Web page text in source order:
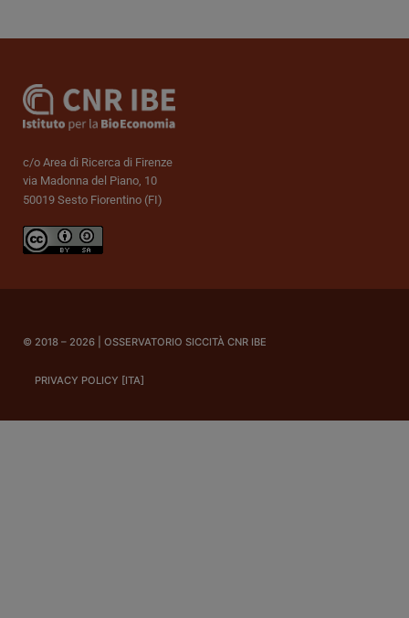
c/o Area di Ricerca di Firenze
via Madonna del Piano, 10
50019 Sesto Fiorentino (FI)
© 2018 – 2026 | OSSERVATORIO SICCITÀ CNR IBE
PRIVACY POLICY [ITA]